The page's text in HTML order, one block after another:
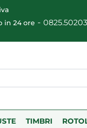
in 24 ore -
TIMBRI